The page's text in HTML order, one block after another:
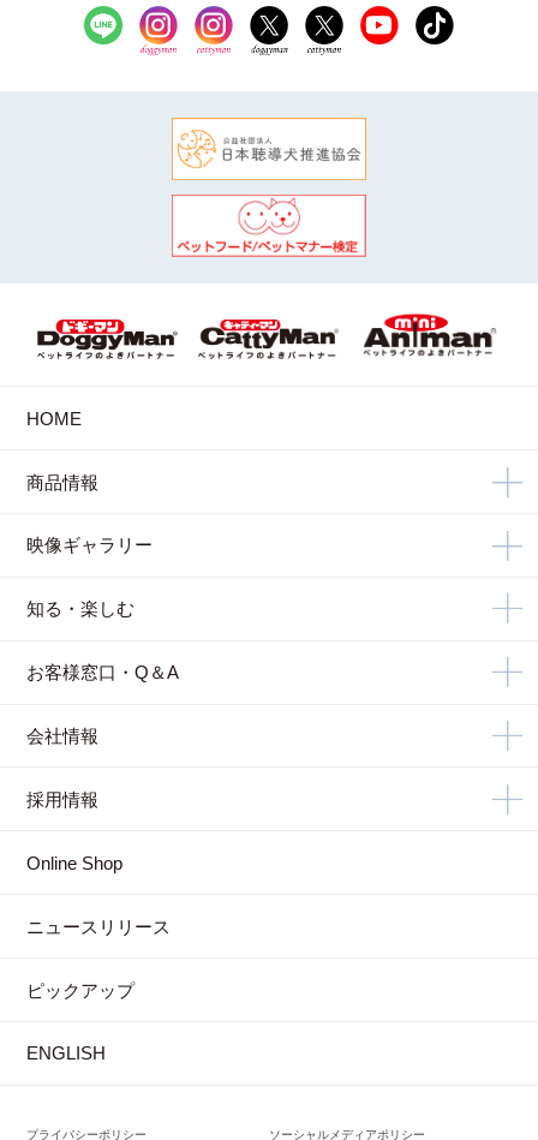
HOME
商品情報
映像ギャラリー
知る・楽しむ
お客様窓口・Q＆A
会社情報
採用情報
Online Shop
ニュースリリース
ピックアップ
ENGLISH
プライバシーポリシー ソーシャルメディアポリシー